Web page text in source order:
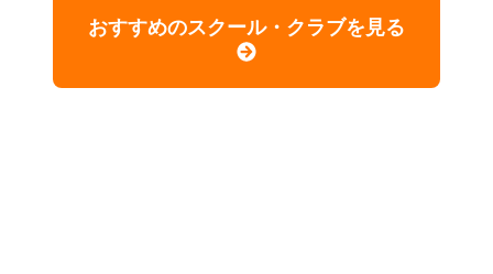
おすすめのスクール・クラブを見る